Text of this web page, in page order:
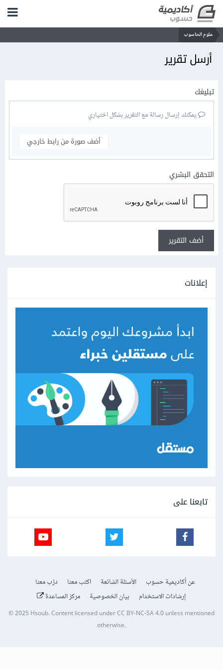
علوم الحاسوب
أرسل تقرير
تبليغك
يمكنك إرسال رسالة مع التقرير بشكل اختياري
أضف صورة من رابط خارجي
التحقق البشري
أضف التقرير
إعلانات
تابعنا على
عن أكاديمية حسوب الأسئلة الشائعة اكتب معنا
درّب معنا
إرشادات الاستخدام
بيان الخصوصية مركز المساعدة
© 2025 Hsoub.Content licensed underCC BY-NC-SA 4.0unless mentioned
otherwise.